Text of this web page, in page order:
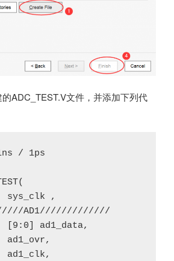
ADC_TEST.V文件，并添加下列代
/ 1ps
sys_clk ,
AD1/////////////
[9:0] ad1_data,
ad1_ovr,
ad1_clk,